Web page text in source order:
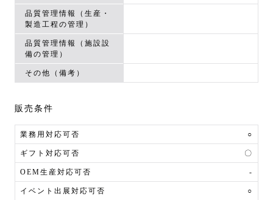
品質管理情報（生産・
製造工程の管理）
品質管理情報（施設設
備の管理）
その他（備考）
販売条件
業務用対応可否 ○
ギフト対応可否 〇
OEM生産対応可否 -
イベント出展対応可否 ○